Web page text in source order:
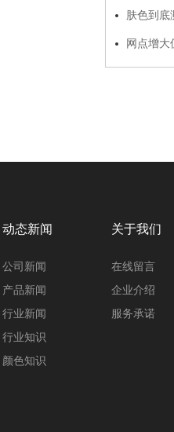
态硅胶标准
肤色到底
底层逻辑
网点增
动态新闻
公司新闻
产品新闻
行业新闻
行业知识
颜色知识
关于我们
在线留言
企业介绍
服务承诺